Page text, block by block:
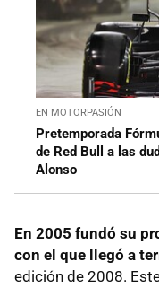
EN MOTORPASIÓN
Pretemporada
de Red Bull a las
Alonso
En 2005 fundó su
con el que llegó a
edición de 2008.